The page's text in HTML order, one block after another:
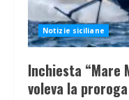
Notizie siciliane
Inchiesta “Mare
voleva la